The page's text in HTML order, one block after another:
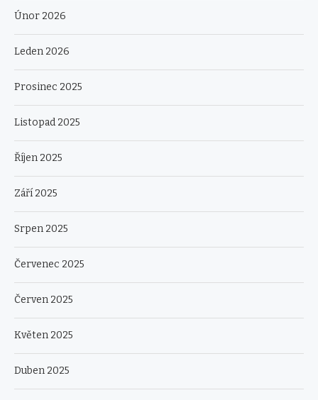
Únor 2026
Leden 2026
Prosinec 2025
Listopad 2025
Říjen 2025
Září 2025
Srpen 2025
Červenec 2025
Červen 2025
Květen 2025
Duben 2025